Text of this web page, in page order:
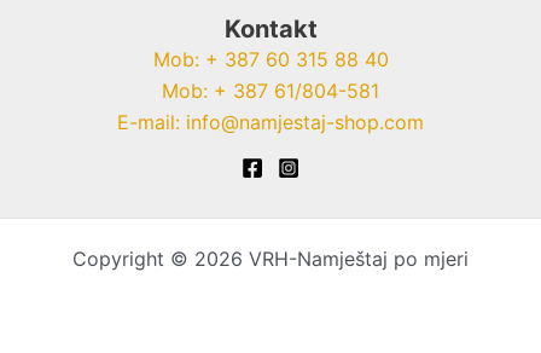
Kontakt
Mob: + 387 60 315 88 40
Mob: + 387 61/804-581
E-mail: info@namjestaj-shop.com
Copyright © 2026 VRH-Namještaj po mjeri